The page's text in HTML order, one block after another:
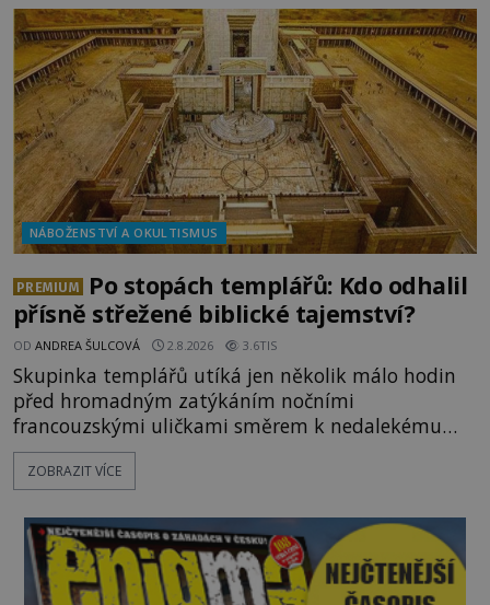
vrch Hr
NÁBOŽENSTVÍ A OKULTISMUS
PREMIUM
Po stopách templářů: Kdo odhalil
přísně střežené biblické tajemství?
OD ANDREA ŠULCOVÁ 2.8.2026 3.6TIS
Skupinka templářů utíká jen několik málo hodin
před hromadným zatýkáním nočními
francouzskými uličkami směrem k nedalekému
přístavu. Jeden z nich má přes ramena ranec s
tajemným obsahem. Kapitán lodi už na ně čeká.
vyplouváme,“ sdělí jim. „Kam máme namířeno,
kapitáne?“ zeptá se ho jeden z templářů. „Do Sk
ZOBRAZIT VÍCE